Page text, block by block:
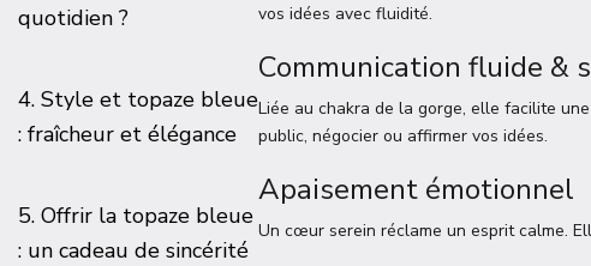
quotidien ?
4. Style et topaze bleue
: fraîcheur et élégance
5. Offrir la topaze bleue
: un cadeau de sincérité
vos idées avec fluidité.
Communication fluide &
Liée au chakra de la gorge, elle facilite
public, négocier ou affirmer vos idées.
Apaisement émotionnel
Un cœur serein réclame un esprit calme.